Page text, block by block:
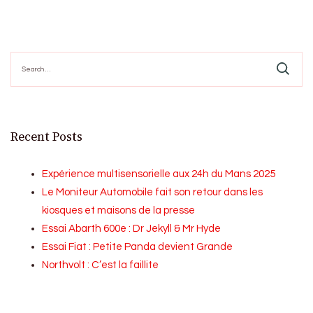
for:
Recent Posts
Expérience multisensorielle aux 24h du Mans 2025
Le Moniteur Automobile fait son retour dans les
kiosques et maisons de la presse
Essai Abarth 600e : Dr Jekyll & Mr Hyde
Essai Fiat : Petite Panda devient Grande
Northvolt : C’est la faillite